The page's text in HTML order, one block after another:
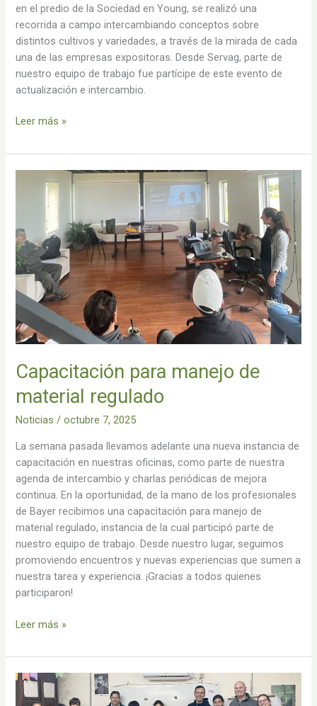
en el predio de la Sociedad en Young, se realizó una
recorrida a campo intercambiando conceptos sobre
distintos cultivos y variedades, a través de la mirada de cada
una de las empresas expositoras. Desde Servag, parte de
nuestro equipo de trabajo fue partícipe de este evento de
actualización e intercambio.
Leer más »
Capacitación para manejo de
material regulado
Noticias /octubre 7, 2025
La semana pasada llevamos adelante una nueva instancia de
capacitación en nuestras oficinas, como parte de nuestra
agenda de intercambio y charlas periódicas de mejora
continua. En la oportunidad, de la mano de los profesionales
de Bayer recibimos una capacitación para manejo de
material regulado, instancia de la cual participó parte de
nuestro equipo de trabajo. Desde nuestro lugar, seguimos
promoviendo encuentros y nuevas experiencias que sumen a
nuestra tarea y experiencia. ¡Gracias a todos quienes
participaron!
Capacitación
manejo
de
material
regulado
Leer más »
La
Escuela